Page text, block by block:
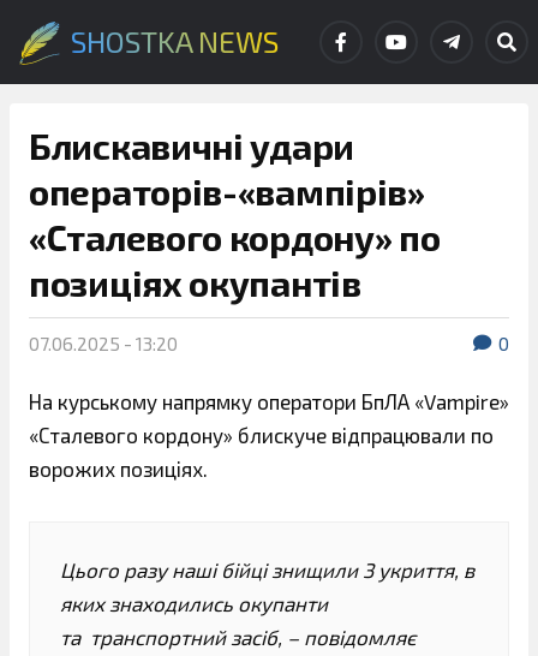
SHOSTKA NEWS
Блискавичні удари
операторів-«вампірів»
«Сталевого кордону» по
позиціях окупантів
07.06.2025 - 13:20 0
На курському напрямку оператори БпЛА «Vampire»
«Сталевого кордону» блискуче відпрацювали по
ворожих позиціях.
Цього разу наші бійці знищили 3 укриття, в
яких знаходились окупанти
та транспортний засіб, – повідомляє